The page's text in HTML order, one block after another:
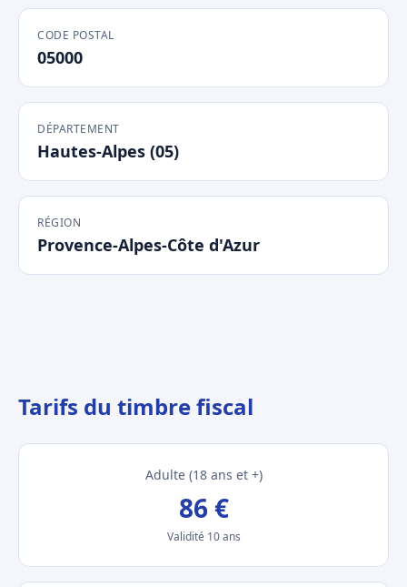
CODE POSTAL
05000
DÉPARTEMENT
Hautes-Alpes (05)
RÉGION
Provence-Alpes-Côte d'Azur
Tarifs du timbre fiscal
Adulte (18 ans et +)
86 €
Validité 10 ans